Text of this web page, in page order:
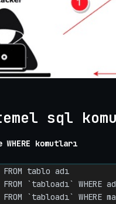
sql
WHERE komutları
FROM tablo adı
FROM `tabloadı` WHERE
`tabloadı` WHERE